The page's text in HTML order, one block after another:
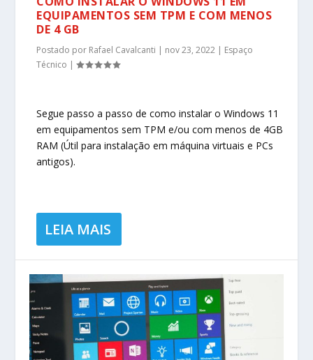
EQUIPAMENTOS SEM TPM E COM MENOS
DE 4 GB
Postado por Rafael Cavalcanti | nov 23, 2022 | Espaço
Técnico |
Segue passo a passo de como instalar o Windows 11
em equipamentos sem TPM e/ou com menos de 4GB
RAM (Útil para instalação em máquina virtuais e PCs
antigos).
LEIA MAIS